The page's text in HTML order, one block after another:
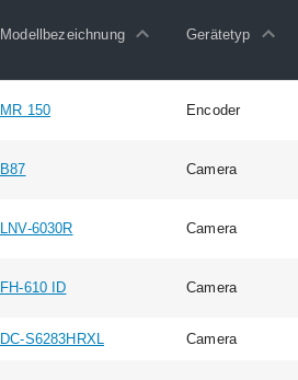
Modellbezeichnung Gerätetyp
MR 150 Encoder
B87 Camera
LNV-6030R Camera
FH-610 ID Camera
DC-S6283HRXL Camera